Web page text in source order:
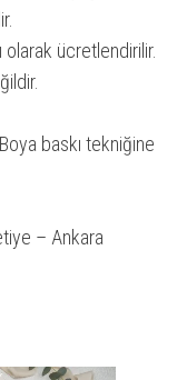
olarak ücretlendirilir.
baskı tekniğine
– Ankara